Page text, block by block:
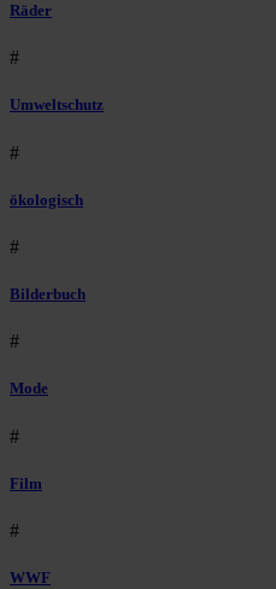
Räder
#
Umweltschutz
#
ökologisch
#
Bilderbuch
#
Mode
#
Film
#
WWF